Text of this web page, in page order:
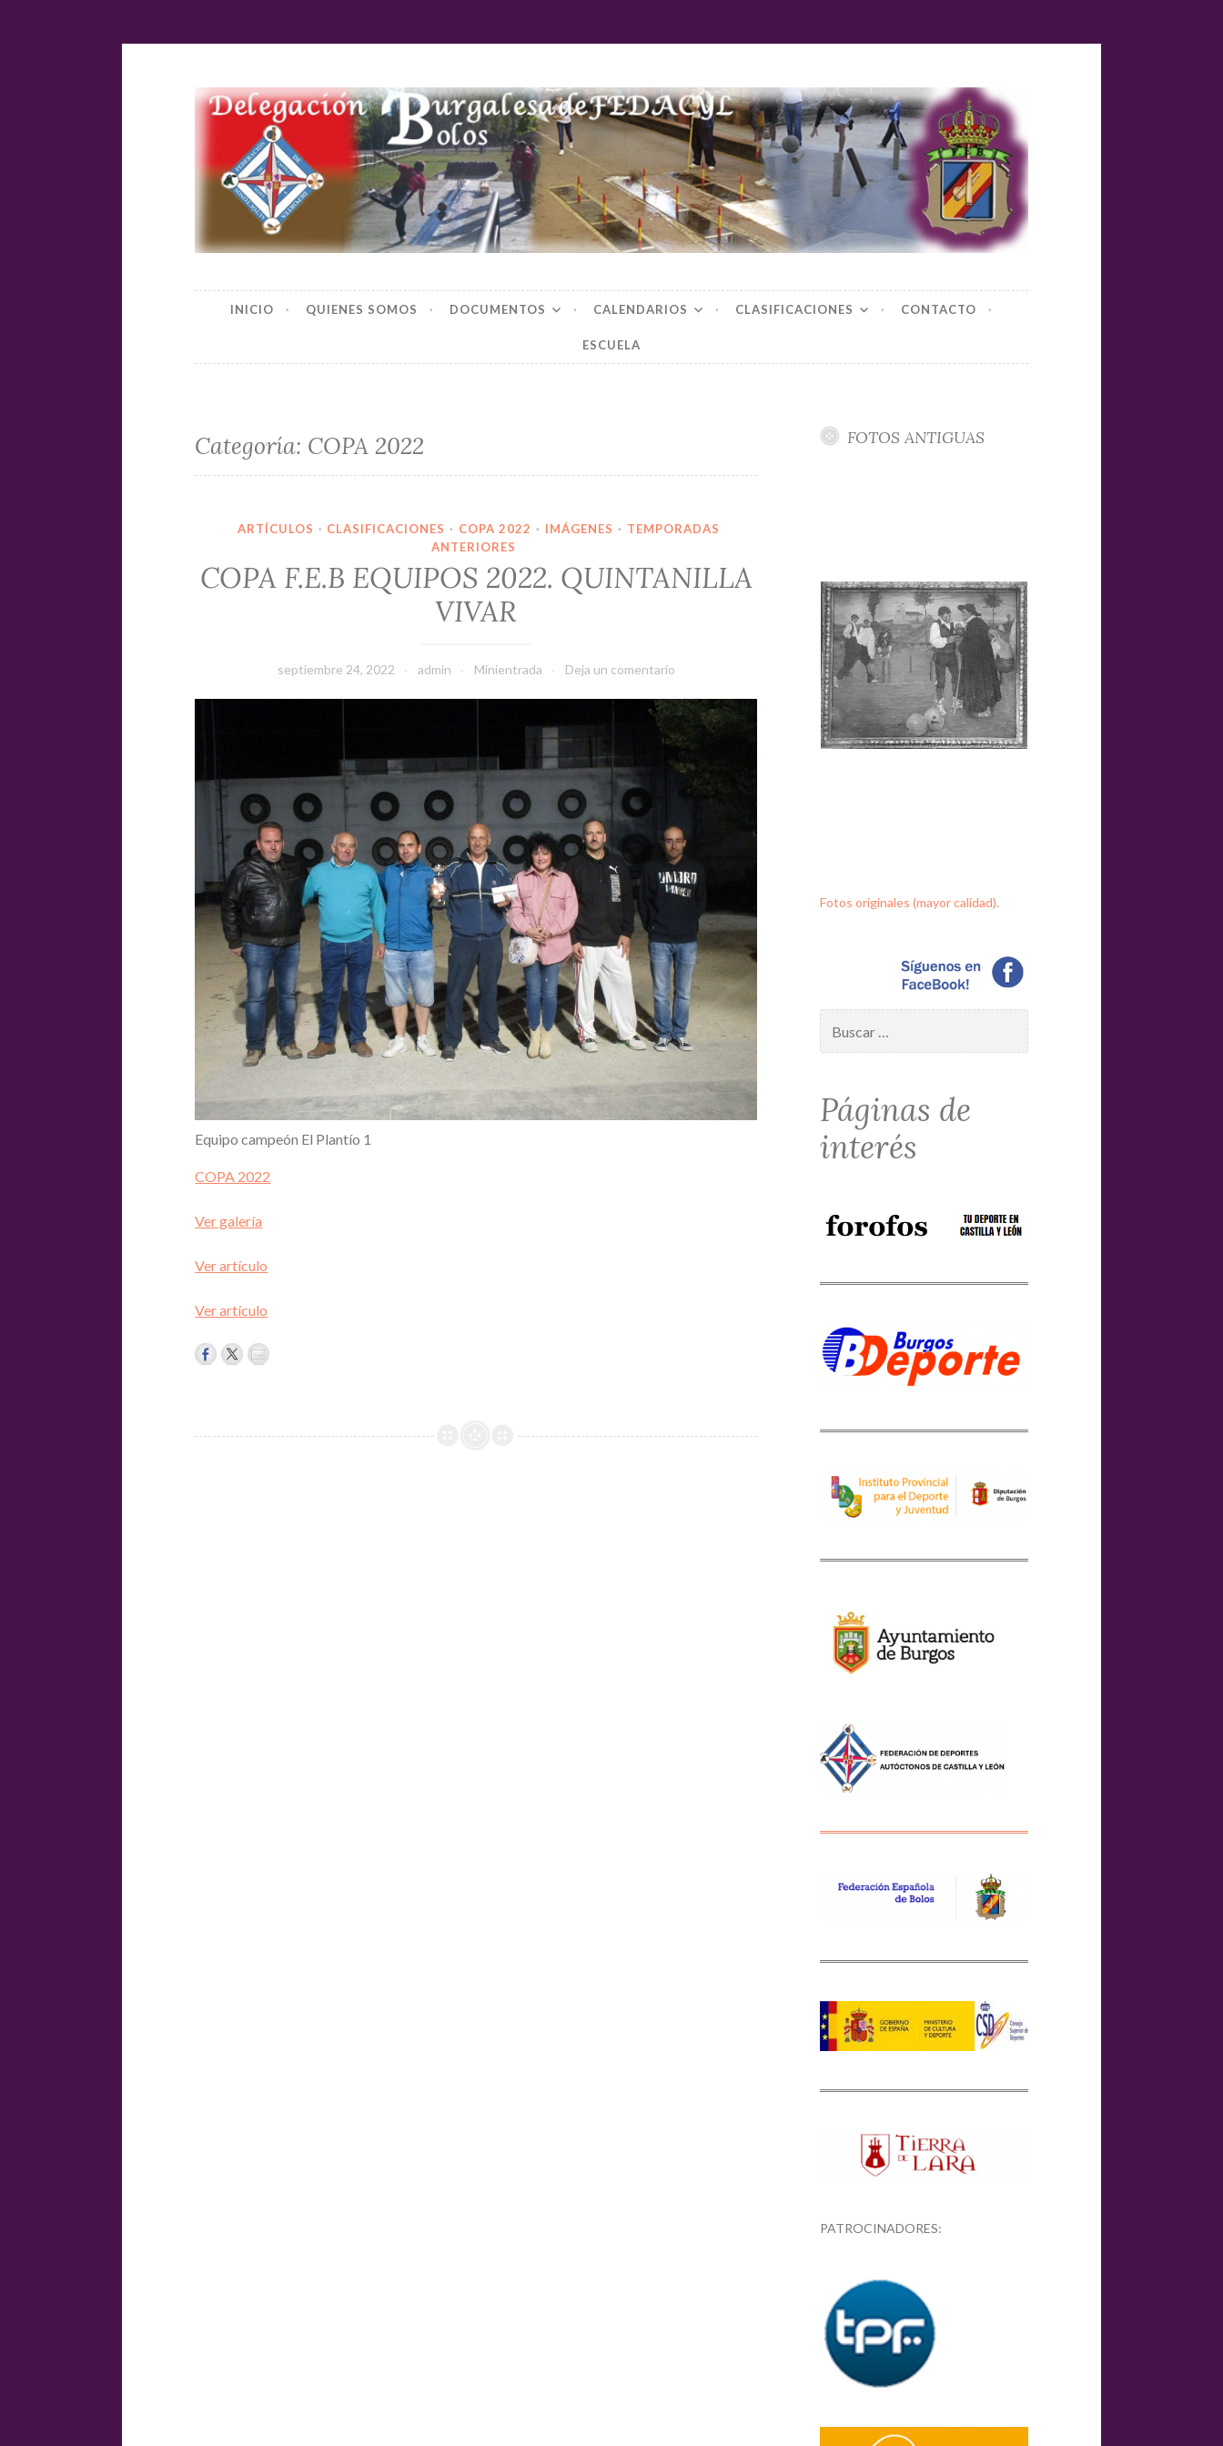
Ir
contenido
Delegación burgalesa de fedacyl-bolos
INICIO QUIENES SOMOS DOCUMENTOS CALENDARIOS CLASIFICACIONES CONTACTO
ESCUELA
Categoría: COPA 2022
ARTÍCULOS · CLASIFICACIONES · COPA 2022 · IMÁGENES · TEMPORADAS
ANTERIORES
COPA F.E.B EQUIPOS 2022. QUINTANILLA
VIVAR
septiembre 24, 2022 admin Minientrada Deja un comentario
Equipo campeón El Plantío 1
COPA 2022
Ver galería
Ver artículo
Ver artículo
FOTOS ANTIGUAS
Fotos originales (mayor calidad).
Páginas de
interés
PATROCINADORES: